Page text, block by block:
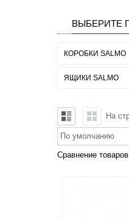
ВЫБЕРИТЕ
КОРОБКИ SALMO
ЯЩИКИ SALMO
На
По умолчанию
Сравнение